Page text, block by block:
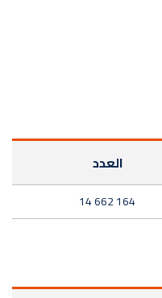
العدد
14 662 164